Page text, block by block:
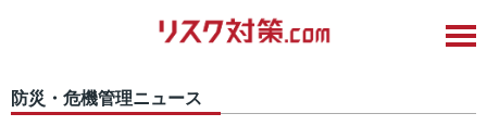
防災・危機管理ニュース